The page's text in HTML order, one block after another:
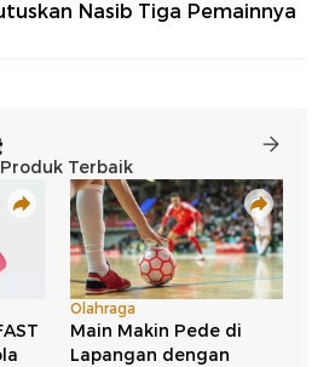
Nasib Tiga Pemainnya